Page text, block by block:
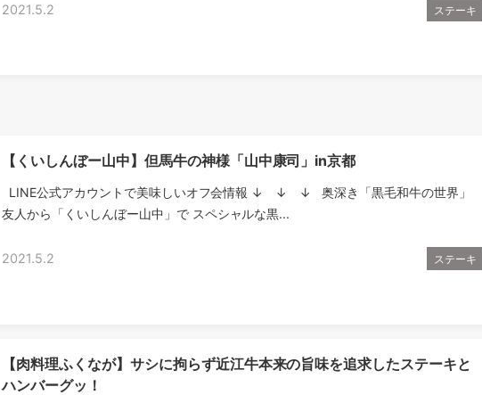
2021.5.2 ステーキ
【くいしんぼー山中】但馬牛の神様「山中康司」in京都
LINE公式アカウントで美味しいオフ会情報 ↓ ↓ ↓ 奥深き「黒毛和牛の世界」
友人から「くいしんぼー山中」で スペシャルな黒...
2021.5.2 ステーキ
【肉料理ふくなが】サシに拘らず近江牛本来の旨味を追求したステーキと
ハンバーグッ！